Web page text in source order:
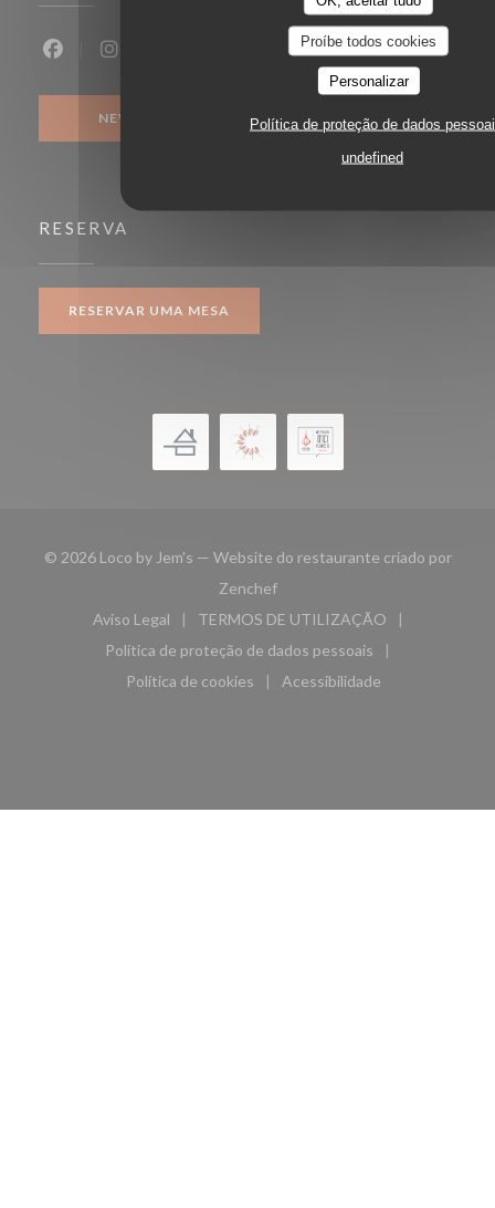
Proíbe todos cookies
Personalizar
Política de proteção de dados
undefined
Facebook ((abre numa nova janela))
Instagram ((abre numa nova janela))
NEWSLETTER
RESERVA
RESERVAR UMA MESA
© 2026 Loco by Jem's — Website do restaurante criado por
Zenchef((abre numa nova janela))
Aviso Legal
((abre numa nova janela))
TERMOS DE UTILIZAÇÃO
((abre numa nova janela))
Política de proteção de dados pessoais
((abre numa nova janela))
Política de cookies
((abre numa nova janela))
Acessibilidade